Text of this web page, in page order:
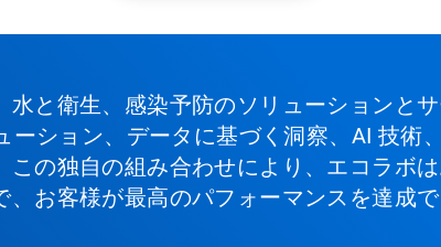
と衛生、感染予防のソリューションと
ション、データに基づく洞察、AI 技術
の独自の組み合わせにより、エコラボ
お客様が最高のパフォーマンスを達成で